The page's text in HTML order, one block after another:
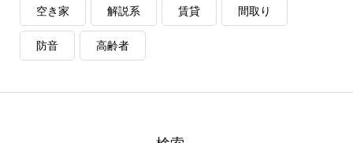
空き家 解説系 賃貸 間取り
防音 高齢者